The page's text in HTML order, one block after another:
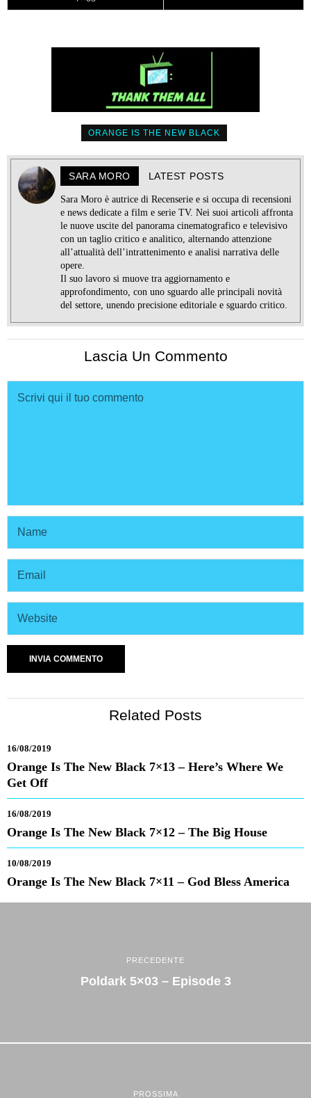
ORANGE IS THE NEW BLACK
SARA MORO LATEST POSTS
Sara Moro è autrice di Recenserie e si occupa di recensioni
e news dedicate a film e serie TV. Nei suoi articoli affronta
le nuove uscite del panorama cinematografico e televisivo
con un taglio critico e analitico, alternando attenzione
all’attualità dell’intrattenimento e analisi narrativa delle
opere.
Il suo lavoro si muove tra aggiornamento e
approfondimento, con uno sguardo alle principali novità
del settore, unendo precisione editoriale e sguardo critico.
Lascia Un Commento
Related Posts
16/08/2019
Orange Is The New Black 7×13 – Here’s Where We
Get Off
16/08/2019
Orange Is The New Black 7×12 – The Big House
10/08/2019
Orange Is The New Black 7×11 – God Bless America
PRECEDENTE
Poldark 5×03 – Episode 3
PROSSIMA